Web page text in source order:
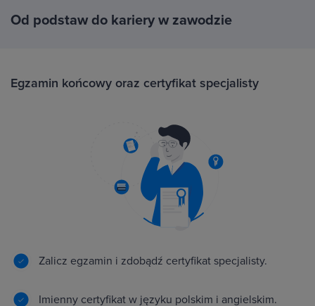
Od podstaw do kariery w zawodzie
Egzamin końcowy oraz certyfikat specjalisty
Zalicz egzamin i zdobądź certyfikat specjalisty.
Imienny certyfikat w języku polskim i angielskim.